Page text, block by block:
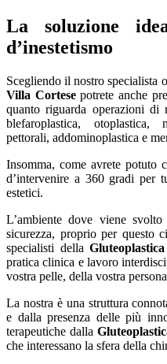
La soluzione
d’inestetismo
Scegliendo il nostro specialista
Villa Cortesepotrete anche
quanto riguarda operazioni di
blefaroplastica, otoplastica,
pettorali, addominoplastica e
Insomma, come avrete
d’intervenire a 360 gradi per
estetici.
L’ambiente dove viene
sicurezza, proprio per questo
specialisti della
pratica clinica e lavoro
vostra pelle, della vostra
La nostra è una struttura
e dalla presenza delle più
terapeutiche dalla
che interessano la sfera della